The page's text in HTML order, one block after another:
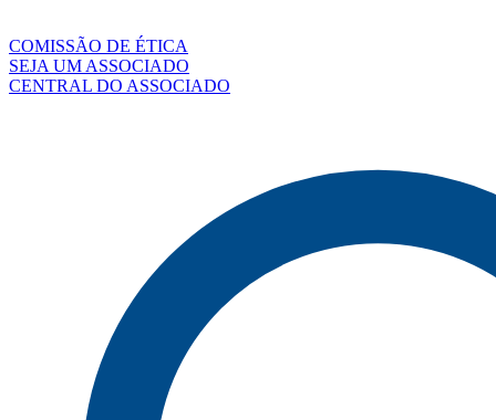
COMISSÃO DE ÉTICA
SEJA UM ASSOCIADO
CENTRAL DO ASSOCIADO